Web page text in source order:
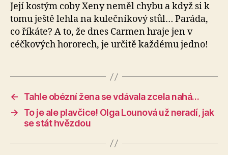
Její kostým coby Xeny neměl chybu a když si k
tomu ještě lehla na kulečníkový stůl… Paráda,
co říkáte? A to, že dnes Carmen hraje jen v
céčkových hororech, je určitě každému jedno!
←
Tahle obézní žena se vdávala zcela nahá…
→
To je ale plavčice! Olga Lounová už neradí, jak
se stát hvězdou